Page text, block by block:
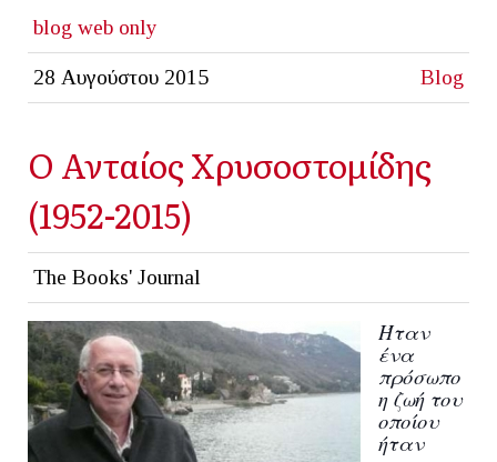
blog web only
28 Αυγούστου 2015 Blog
Ο Ανταίος Χρυσοστομίδης
(1952-2015)
The Books' Journal
Ήταν
ένα
πρόσωπο
η ζωή του
οποίου
ήταν